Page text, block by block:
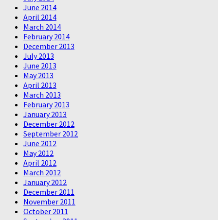
June 2014
April 2014
March 2014
February 2014
December 2013
July 2013
June 2013
May 2013
April 2013
March 2013
February 2013
January 2013
December 2012
September 2012
June 2012
May 2012
April 2012
March 2012
January 2012
December 2011
November 2011
October 2011